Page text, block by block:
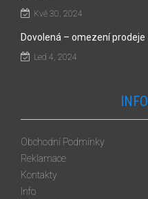
Kvě 30, 2024
Dovolená – omezení prodeje
Led 4, 2024
Obchodní Podmínky
Reklamace
Kontakty
Info